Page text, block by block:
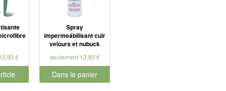
€
Spray
impermeábilisant cuir
velours et nubuck
seulement 12,90 €
Dans le panier
pour le numéro de produit 901179